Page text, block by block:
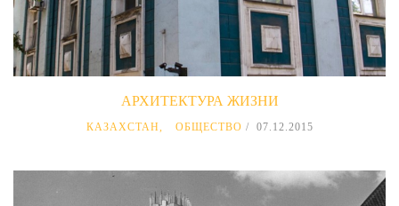
АРХИТЕКТУРА ЖИЗНИ
КАЗАХСТАН, ОБЩЕСТВО 07.12.2015